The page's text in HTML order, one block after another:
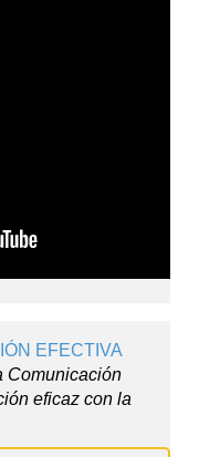
EFECTIVA
Comunicación
eficaz con la